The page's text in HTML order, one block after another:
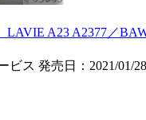
LAVIE A23 A2377／
ビス 発売日：2021/01/